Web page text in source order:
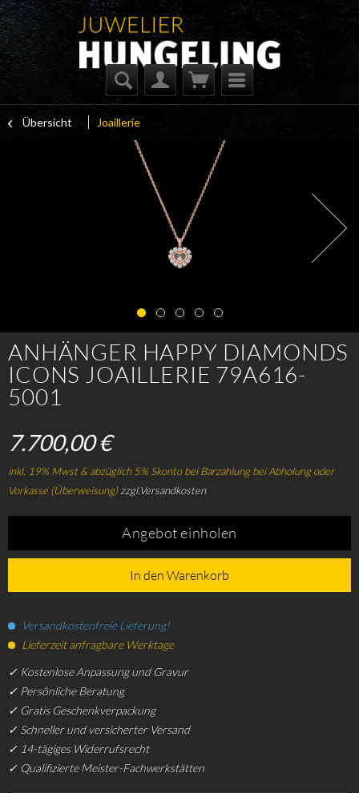
Übersicht Joaillerie
ANHÄNGER HAPPY DIAMONDS
ICONS JOAILLERIE 79A616-
5001
7.700,00 €
inkl. 19% Mwst & abzüglich 5% Skonto bei Barzahlung bei Abholung oder
Vorkasse (Überweisung)zzgl.Versandkosten
Angebot einholen
In den Warenkorb
Versandkostenfreie Lieferung!
Lieferzeit anfragbare Werktage
✓ Kostenlose Anpassung und Gravur
✓ Persönliche Beratung
✓ Gratis Geschenkverpackung
✓ Schneller und versicherter Versand
✓ 14-tägiges Widerrufsrecht
✓ Qualifizierte Meister-Fachwerkstätten